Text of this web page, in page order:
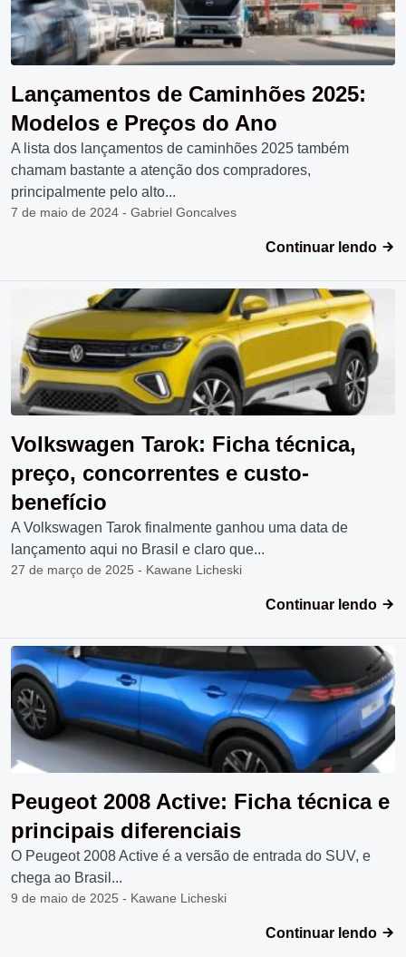
Lançamentos de Caminhões 2025:
Modelos e Preços do Ano
A lista dos lançamentos de caminhões 2025 também
chamam bastante a atenção dos compradores,
principalmente pelo alto...
7 de maio de 2024 - Gabriel Goncalves
Continuar lendo
Volkswagen Tarok: Ficha técnica,
preço, concorrentes e custo-
benefício
A Volkswagen Tarok finalmente ganhou uma data de
lançamento aqui no Brasil e claro que...
27 de março de 2025 - Kawane Licheski
Continuar lendo
Peugeot 2008 Active: Ficha técnica e
principais diferenciais
O Peugeot 2008 Active é a versão de entrada do SUV, e
chega ao Brasil...
9 de maio de 2025 - Kawane Licheski
Continuar lendo